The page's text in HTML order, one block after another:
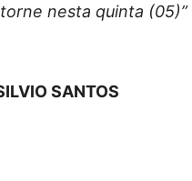
nesta quinta (05)”
SANTOS